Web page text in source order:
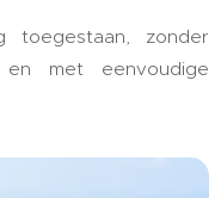
toegestaan, zonder
en met eenvoudige